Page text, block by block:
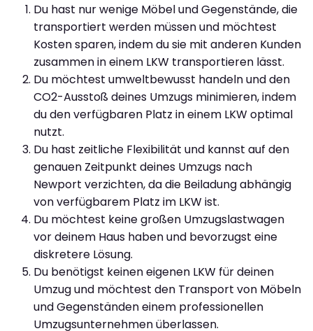
Du hast nur wenige Möbel und Gegenstände, die
transportiert werden müssen und möchtest
Kosten sparen, indem du sie mit anderen Kunden
zusammen in einem LKW transportieren lässt.
Du möchtest umweltbewusst handeln und den
CO2-Ausstoß deines Umzugs minimieren, indem
du den verfügbaren Platz in einem LKW optimal
nutzt.
Du hast zeitliche Flexibilität und kannst auf den
genauen Zeitpunkt deines Umzugs nach
Newport verzichten, da die Beiladung abhängig
von verfügbarem Platz im LKW ist.
Du möchtest keine großen Umzugslastwagen
vor deinem Haus haben und bevorzugst eine
diskretere Lösung.
Du benötigst keinen eigenen LKW für deinen
Umzug und möchtest den Transport von Möbeln
und Gegenständen einem professionellen
Umzugsunternehmen überlassen.